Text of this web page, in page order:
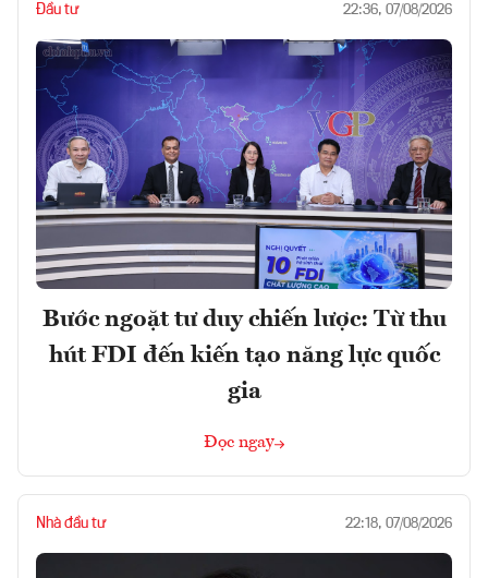
Đầu tư 22:36, 07/08/2026
Bước ngoặt tư duy chiến lược: Từ thu
hút FDI đến kiến tạo năng lực quốc
gia
Đọc ngay
Nhà đầu tư 22:18, 07/08/2026